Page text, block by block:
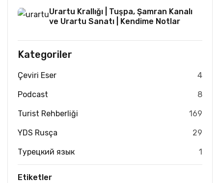
Urartu Krallığı | Tuşpa, Şamran Kanalı
ve Urartu Sanatı | Kendime Notlar
Kategoriler
Çeviri Eser 4
Podcast 8
Turist Rehberliği 169
YDS Rusça 29
Турецкий язык 1
Etiketler